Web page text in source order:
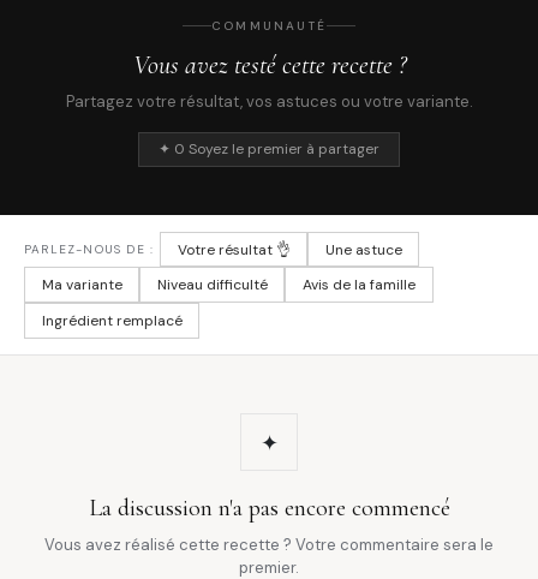
COMMUNAUTÉ
Vous avez testé cette recette ?
Partagez votre résultat, vos astuces ou votre variante.
✦ 0 Soyez le premier à partager
PARLEZ-NOUS DE : Votre résultat 👌
Une astuce
Ma variante
Niveau difficulté
Avis de la famille
Ingrédient remplacé
✦
La discussion n'a pas encore commencé
Vous avez réalisé cette recette ? Votre commentaire sera le
premier.